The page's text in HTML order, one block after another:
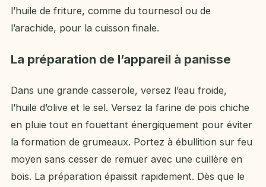
l’huile de friture, comme du tournesol ou de
l’arachide, pour la cuisson finale.
La préparation de l’appareil à panisse
Dans une grande casserole, versez l’eau froide,
l’huile d’olive et le sel. Versez la farine de pois chiche
en pluie tout en fouettant énergiquement pour éviter
la formation de grumeaux. Portez à ébullition sur feu
moyen sans cesser de remuer avec une cuillère en
bois. La préparation épaissit rapidement. Dès que le